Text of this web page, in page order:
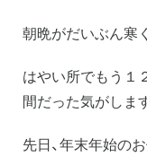
朝晩がだいぶん寒
はやい所でもう１
間だった気がしま
先日、年末年始の
プライバシーポリシー